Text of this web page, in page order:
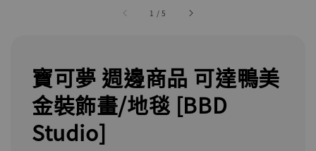
1 /5
寶可夢 週邊商品 可達鴨美
金裝飾畫/地毯 [BBD
Studio]